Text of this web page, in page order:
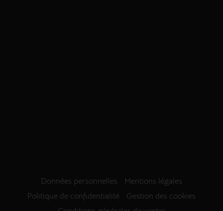
Données personnelles
Mentions légales
Politique de confidentialité
Gestion des cookies